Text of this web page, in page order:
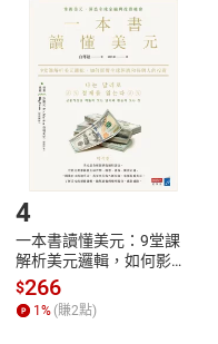
點選「瀏覽訂單明細」
貨。
付款方式
Payment
號，下載書籍後看書
4
一本書讀懂美元：9堂課
解析美元邏輯，如何影響
全球經濟和每個人的投資
【電子書】
$266
1% (賺2點)